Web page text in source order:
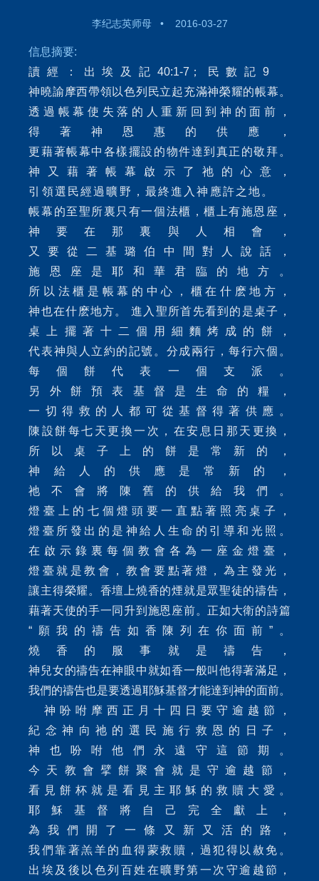
李纪志英师母 • 2016-03-27
信息摘要:
讀經：出埃及記40:1-7；民數記9
神曉諭摩西帶領以色列民立起充滿神榮耀的帳幕。
透過帳幕使失落的人重新回到神的面前，
得著神恩惠的供應，
更藉著帳幕中各樣擺設的物件達到真正的敬拜。
神又藉著帳幕啟示了祂的心意，
引領選民經過曠野，最終進入神應許之地。
帳幕的至聖所裏只有一個法櫃，櫃上有施恩座，
神要在那裏與人相會，
又要從二基璐伯中間對人說話，
施恩座是耶和華君臨的地方。
所以法櫃是帳幕的中心，櫃在什麽地方，
神也在什麽地方。 進入聖所首先看到的是桌子，
桌上擺著十二個用細麵烤成的餅，
代表神與人立約的記號。分成兩行，每行六個。
每個餅代表一個支派。
另外餅預表基督是生命的糧，
一切得救的人都可從基督得著供應。
陳設餅每七天更換一次，在安息日那天更換，
所以桌子上的餅是常新的，
神給人的供應是常新的，
祂不會將陳舊的供給我們。
燈臺上的七個燈頭要一直點著照亮桌子，
燈臺所發出的是神給人生命的引導和光照。
在啟示錄裏每個教會各為一座金燈臺，
燈臺就是教會，教會要點著燈，為主發光，
讓主得榮耀。香壇上燒香的煙就是眾聖徒的禱告，
藉著天使的手一同升到施恩座前。正如大衛的詩篇
“願我的禱告如香陳列在你面前”。
燒香的服事就是禱告，
神兒女的禱告在神眼中就如香一般叫他得著滿足，
我們的禱告也是要透過耶穌基督才能達到神的面前。
神吩咐摩西正月十四日要守逾越節，
紀念神向祂的選民施行救恩的日子，
神也吩咐他們永遠守這節期。
今天教會擘餅聚會就是守逾越節，
看見餅杯就是看見主耶穌的救贖大愛。
耶穌基督將自己完全獻上，
為我們開了一條又新又活的路，
我們靠著羔羊的血得蒙救贖，過犯得以赦免。
出埃及後以色列百姓在曠野第一次守逾越節，